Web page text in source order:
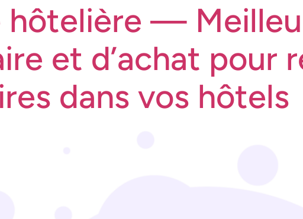
hôtelière —
et d’achat pour
dans vos hôtels